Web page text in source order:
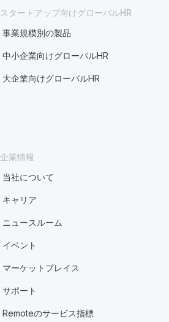
スタートアップ向けグローバルHR
事業規模別の製品
中小企業向けグローバルHR
大企業向けグローバルHR
企業情報
当社について
キャリア
ニュースルーム
イベント
マーケットプレイス
サポート
Remoteのサービス指標